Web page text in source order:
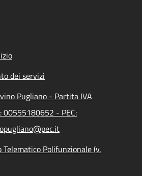
dei servizi
Pugliano - Partita IVA
- PEC:
Polifunzionale (v.